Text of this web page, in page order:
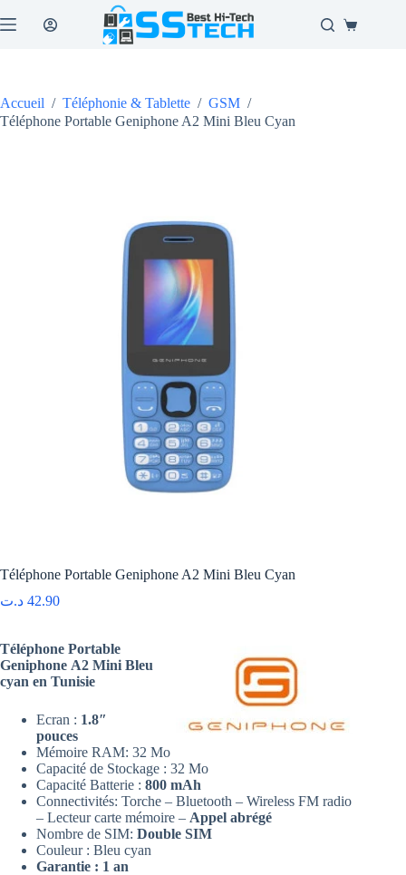
au
Panier
Accueil / Téléphonie & Tablette / GSM /
Téléphone Portable Geniphone A2 Mini Bleu Cyan
Téléphone Portable Geniphone A2 Mini Bleu Cyan
42.90 د.ت
Téléphone Portable
Geniphone A2 Mini Bleu
cyan en Tunisie
Ecran : 1.8″
pouces
Mémoire RAM: 32 Mo
Capacité de Stockage : 32 Mo
Capacité Batterie : 800 mAh
Connectivités: Torche – Bluetooth – Wireless FM radio
– Lecteur carte mémoire – Appel abrégé
Nombre de SIM: Double SIM
Couleur : Bleu cyan
Garantie : 1 an